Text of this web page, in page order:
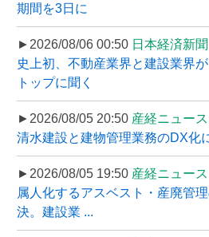
期間を3日に
►2026/08/06 00:50 日本経済新聞
史上初、不動産業界と建設業界
トップに聞く
►2026/08/05 20:50 産経ニュース
清水建設と建物管理業務のDX化
►2026/08/05 19:50 産経ニュース
属人化するアスベスト・産廃管
決。建設業 ...